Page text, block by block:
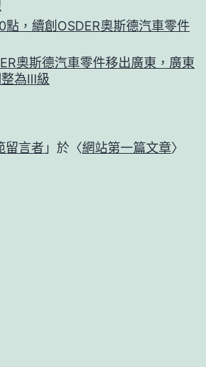
，續創OSDER奧斯德汽車零件
奧斯德汽車零件移出廣東，廣東
為Ⅲ級
留言者 」於〈網站第一篇文章〉